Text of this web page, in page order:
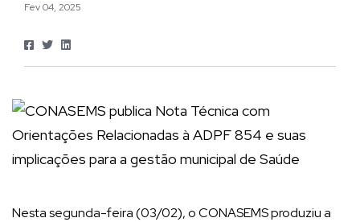
Fev 04, 2025
Nesta segunda-feira (03/02), o CONASEMS produziu a